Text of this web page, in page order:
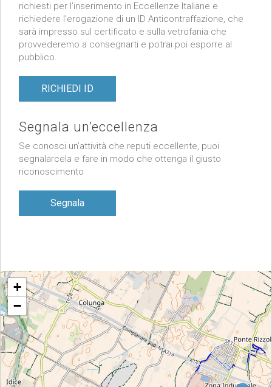
richiesti per l’inserimento in Eccellenze Italiane e
richiedere l’erogazione di un ID Anticontraffazione, che
sarà impresso sul certificato e sulla vetrofania che
provvederemo a consegnarti e potrai poi esporre al
pubblico.
RICHIEDI ID
Segnala un’eccellenza
Se conosci un’attività che reputi eccellente, puoi
segnalarcela e fare in modo che ottenga il giusto
riconoscimento
Segnala